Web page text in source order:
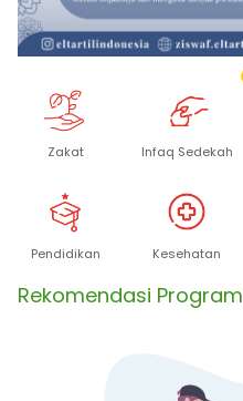
Zakat Infaq Sedekah
Pendidikan Kesehatan
Rekomendasi Program